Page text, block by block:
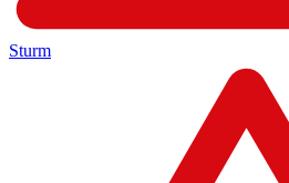
Sturm